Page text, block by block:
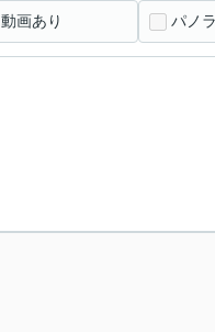
動画あり パノ